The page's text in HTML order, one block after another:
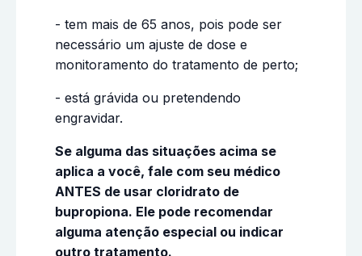
- tem mais de 65 anos, pois pode ser
necessário um ajuste de dose e
monitoramento do tratamento de perto;
- está grávida ou pretendendo
engravidar.
Se alguma das situações acima se
aplica a você, fale com seu médico
ANTES de usar cloridrato de
bupropiona. Ele pode recomendar
alguma atenção especial ou indicar
outro tratamento.